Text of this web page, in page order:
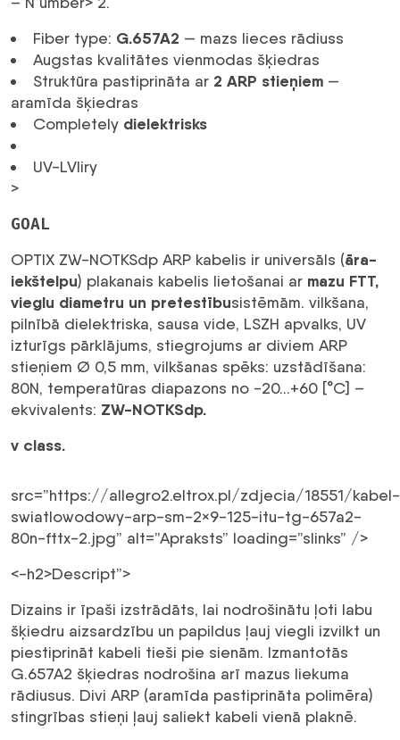
daudzums
Fiber type: G.657A2 — mazs lieces rādiuss
Augstas kvalitātes vienmodas šķiedras
Struktūra pastiprināta ar 2 ARP stieņiem —
aramīda šķiedras
Completely dielektrisks
UV-LVliry
>
GOAL
OPTIX ZW-NOTKSdp ARP kabelis ir universāls (āra-
iekštelpu) plakanais kabelis lietošanai ar mazu FTT,
vieglu diametru un pretestībusistēmām. vilkšana,
pilnībā dielektriska, sausa vide, LSZH apvalks, UV
izturīgs pārklājums, stiegrojums ar diviem ARP
stieņiem Ø 0,5 mm, vilkšanas spēks: uzstādīšana:
80N, temperatūras diapazons no -20…+60 [°C] –
ekvivalents: ZW-NOTKSdp.
v class.
src=”https://allegro2.eltrox.pl/zdjecia/18551/kabel-
swiatlowodowy-arp-sm-2×9-125-itu-tg-657a2-
80n-fttx-2.jpg” alt=”Apraksts” loading=”slinks” />
<-h2>Descript”>
Dizains ir īpaši izstrādāts, lai nodrošinātu ļoti labu
šķiedru aizsardzību un papildus ļauj viegli izvilkt un
piestiprināt kabeli tieši pie sienām. Izmantotās
G.657A2 šķiedras nodrošina arī mazus liekuma
rādiusus. Divi ARP (aramīda pastiprināta polimēra)
stingrības stieņi ļauj saliekt kabeli vienā plaknē.